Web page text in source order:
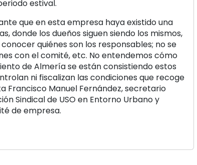
estival.
que en esta empresa haya existido una
donde los dueños siguen siendo los mismos,
quiénes son los responsables; no se
con el comité, etc. No entendemos cómo
de Almería se están consistiendo estos
ni fiscalizan las condiciones que recoge
Francisco Manuel Fernández, secretario
Sindical de USO en Entorno Urbano y
de empresa.